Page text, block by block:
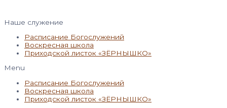
Наше служение
Расписание Богослужений
Воскресная школа
Приходской листок «ЗЁРНЫШКО»
Menu
Расписание Богослужений
Воскресная школа
Приходской листок «ЗЁРНЫШКО»